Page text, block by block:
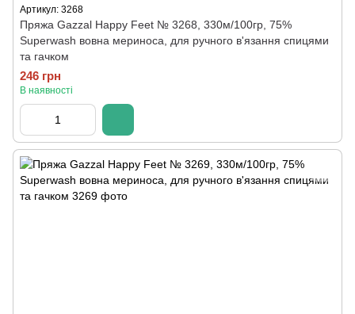
Артикул: 3268
Пряжа Gazzal Happy Feet № 3268, 330м/100гр, 75%
Superwash вовна мериноса, для ручного в'язання спицями
та гачком
246 грн
В наявності